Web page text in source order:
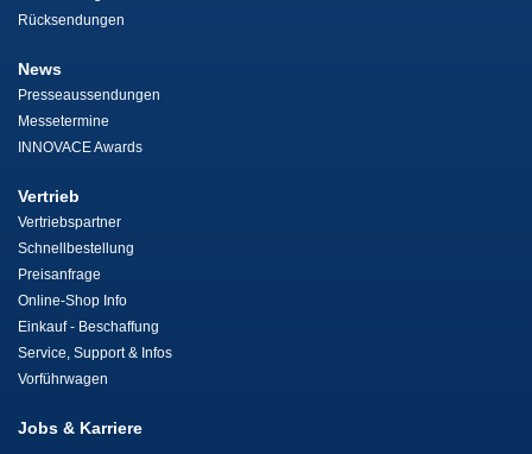
Rücksendungen
News
Presseaussendungen
Messetermine
INNOVACE Awards
Vertrieb
Vertriebspartner
Schnellbestellung
Preisanfrage
Online-Shop Info
Einkauf - Beschaffung
Service, Support & Infos
Vorführwagen
Jobs & Karriere